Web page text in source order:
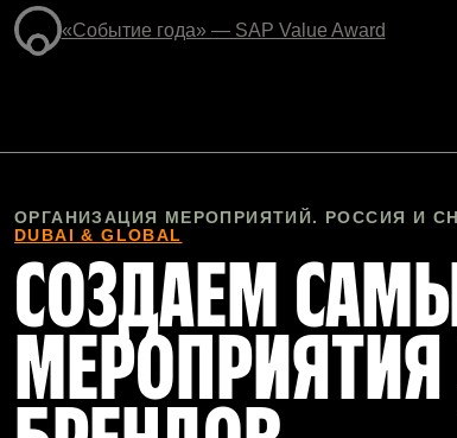
«Событие года» — SAP Value Award
ОРГАНИЗАЦИЯ МЕРОПРИЯТИЙ. РОССИЯ И
DUBAI & GLOBAL
СОЗДАЕМ
МЕРОПРИЯТИЯ